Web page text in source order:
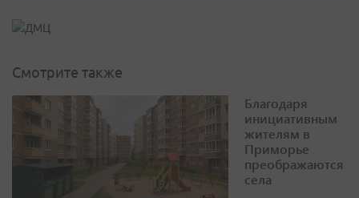
Смотрите также
Благодаря
инициативным
жителям в
Приморье
преображаются
села